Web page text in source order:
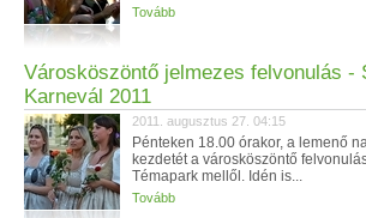
Tovább
Városköszöntő jelmezes felvonulás -
Karnevál 2011
2011. augusztus 27. 04:15
Pénteken 18.00 órakor, a lemenő
kezdetét a városköszöntő
Témapark mellől. Idén is...
Tovább